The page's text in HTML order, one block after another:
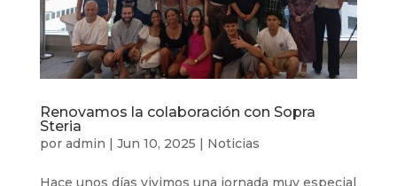
Renovamos la colaboración con Sopra
Steria
por admin Jun 10, 2025 Noticias